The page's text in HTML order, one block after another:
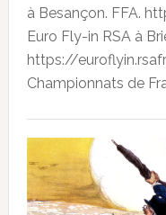
à Besançon. FFA.
Euro Fly-in RSA à
https://
Championnats de